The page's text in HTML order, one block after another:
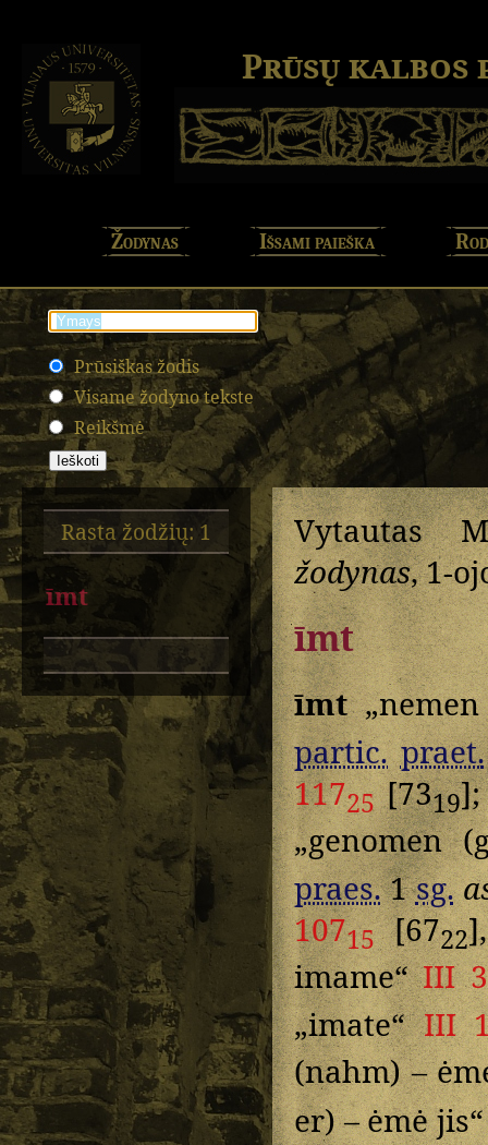
Prūsų kalbos
Žodynas Išsami paieška
Prūsiškas žodis
Visame žodyno tekste
Reikšmė
Rasta žodžių: 1
īmt
Vytautas
žodynas, 1-
īmt
īmt
partic. praet.
11725[7319
„genomen
praes.1sg.
10715[6722
imame“III
„imate“III
(nahm) –
er) – ėmė